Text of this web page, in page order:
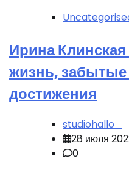
Ирина
жизнь,
достижения
studiohallo_
28 июля
0